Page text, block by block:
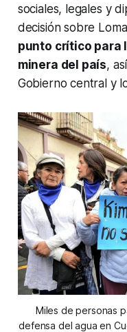
sociales, legales y
decisión sobre
punto crítico para
minera del país,
Gobierno central y
Miles de personas
defensa del agua en